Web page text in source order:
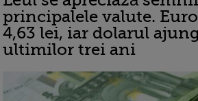
principalele valute.
4,63 lei, iar dolarul
ultimilor trei ani